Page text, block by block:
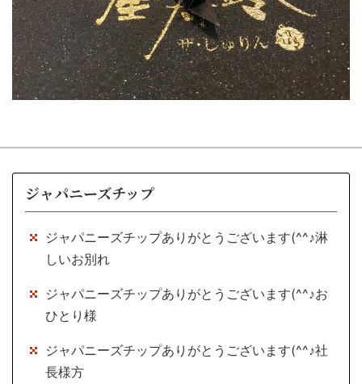
ジャパニーズチップ
ジャパニーズチップありがとうございます(^^♪淋
しいお別れ
ジャパニーズチップありがとうございます(^^♪お
ひとり様
ジャパニーズチップありがとうございます(^^♪社
長様方